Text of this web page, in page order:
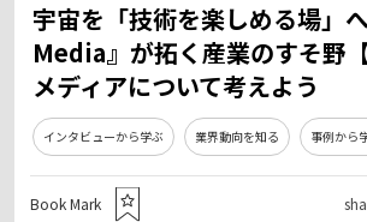
宇宙を「技術を楽しめる場」
Media』が拓く産業のすそ野
メディアについて考えよう
インタビューから学ぶ 業界動向を知る 事例から
Book Mark